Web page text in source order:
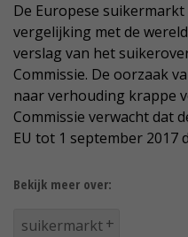
De Europese
vergelijking met de
verslag van het
Commissie. De oorzaak
naar verhouding krappe
Commissie verwacht dat
EU tot 1 september 2017
Bekijk meer over:
suikermarkt